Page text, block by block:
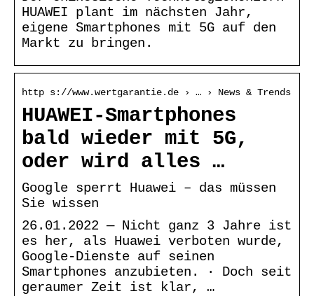
HUAWEI plant im nächsten Jahr,
eigene Smartphones mit 5G auf den
Markt zu bringen.
http s://www.wertgarantie.de › … › News & Trends
HUAWEI-Smartphones
bald wieder mit 5G,
oder wird alles …
Google sperrt Huawei – das müssen
Sie wissen
26.01.2022 — Nicht ganz 3 Jahre ist
es her, als Huawei verboten wurde,
Google-Dienste auf seinen
Smartphones anzubieten. · Doch seit
geraumer Zeit ist klar, …